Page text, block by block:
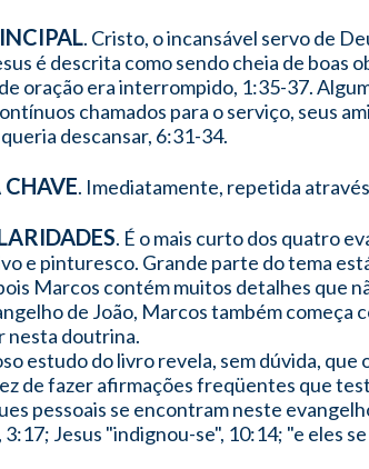
. Cristo, o incansável servo de
é descrita como sendo cheia de boas
oração era interrompido, 1:35-37.
chamados para o serviço, seus
descansar, 6:31-34.
. Imediatamente, repetida
. É o mais curto dos quatro
e pinturesco. Grande parte do tema
Marcos contém muitos detalhes que
de João, Marcos também começa
nesta doutrina.
estudo do livro revela, sem dúvida,
de fazer afirmações freqüentes que
pessoais se encontram neste
Jesus "indignou-se", 10:14; "e eles